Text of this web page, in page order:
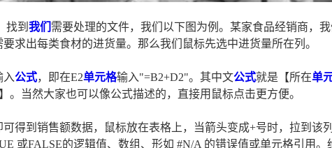
找到 我们 需要处理的文件，我们以下图为例。某家食品经销商，
求出每类食材的进货量。那么我们鼠标先选中进货量所在列。
入公式，即在E2单元格输入"=B2+D2"。其中文公式就是【所在单
。当然大家也可以像公式描述的，直接用鼠标点击更方便。
得到销售额数据，鼠标放在表格上，当箭头变成+号时，拉到该
或FALSE的逻辑值、数组、形如 #N/A 的错误值或单元格引用